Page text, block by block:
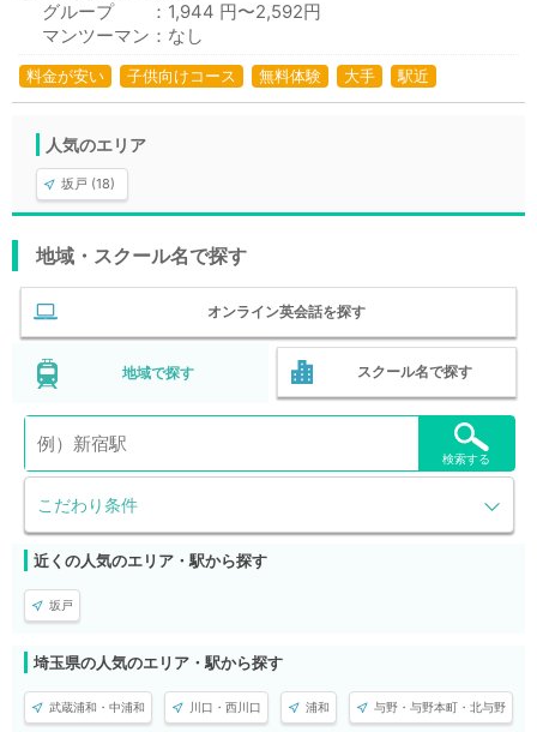
グループ ：1,944 円〜2,592円
マンツーマン：なし
料金が安い 子供向けコース 無料体験 大手 駅近
人気のエリア
坂戸 (18)
地域・スクール名で探す
オンライン英会話を探す
地域で探す スクール名で探す
こだわり条件
検索する
近くの人気のエリア・駅から探す
坂戸
埼玉県の人気のエリア・駅から探す
武蔵浦和・中浦和 川口・西川口 浦和 与野・与野本町・北与野